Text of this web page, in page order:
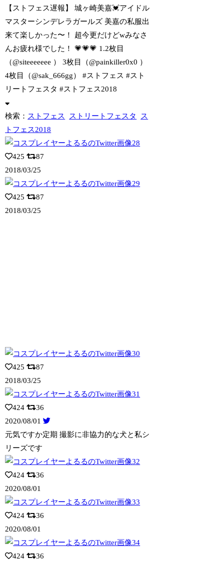
【ストフェス遅報】 城ヶ崎美嘉💓アイドル
マスターシンデレラガールズ 美嘉の私服出
来て楽しかった〜！ 超今更だけどwみなさ
んお疲れ様でした！ 💗💗💗 1.2枚目
（@siteeeeeee ） 3枚目（@painkiller0x0 ）
4枚目（@sak_666gg） #ストフェス #スト
リートフェスタ #ストフェス2018
検索： ストフェス ストリートフェスタ
ス
トフェス2018
425
87
2018/03/25
425
87
2018/03/25
425
87
2018/03/25
424
36
2020/08/01
元気ですか定期 撮影に非協力的な犬と私シ
リーズです
424
36
2020/08/01
424
36
2020/08/01
424 36